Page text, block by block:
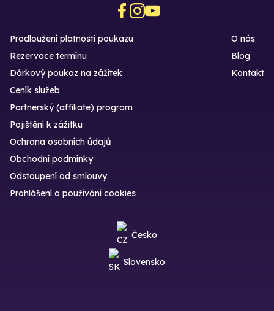
Prodloužení platnosti poukazu
Rezervace termínu
Dárkový poukaz na zážitek
O nás
Blog
Kontakt
Ceník služeb
Partnerský (affiliate) program
Pojištění k zážitku
Ochrana osobních údajů
Obchodní podmínky
Odstoupení od smlouvy
Prohlášení o používání cookies
Česko
Slovensko